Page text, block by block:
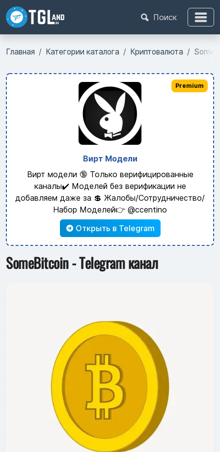
Поиск
Главная Категории каталога Криптовалюта
Вирт Модели
Вирт модели 🔞 Только верифицированные
каналы✔️ Моделей без верификации не
добавляем даже за 💲 Жалобы/Сотрудничество/
Набор Моделей👉 @ccentino
Открыть в Telegram
Premium
SomeBitcoin - Telegram канал